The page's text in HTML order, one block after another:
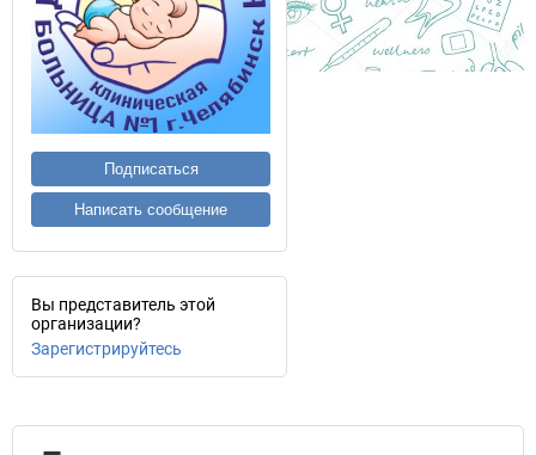
Подписаться
Написать сообщение
Вы представитель этой
организации?
Зарегистрируйтесь